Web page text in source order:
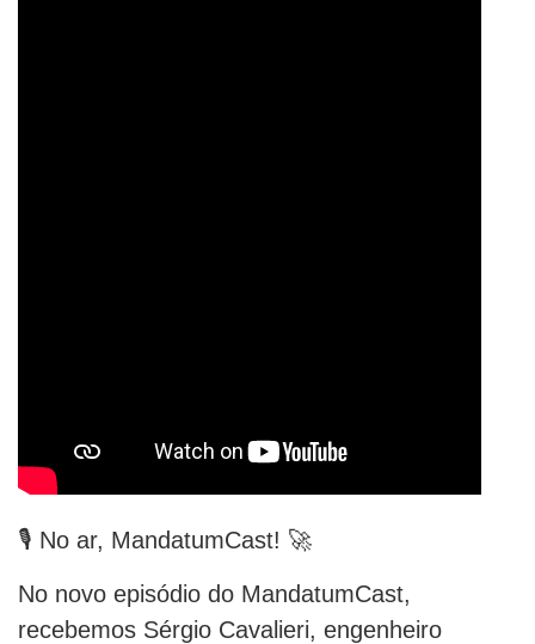
🎙 No ar, MandatumCast! 🚀
No novo episódio do MandatumCast,
recebemos Sérgio Cavalieri, engenheiro